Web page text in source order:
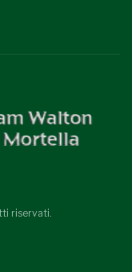
riservati.